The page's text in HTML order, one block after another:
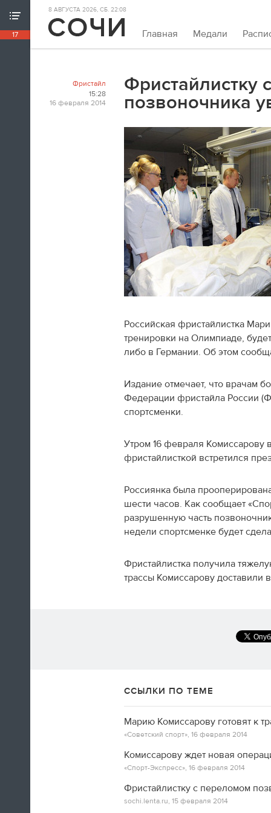
17
ХРОНИКА ИГР
18:39
закрытия заплакал. По хоккею.
Швед Эрик Карлссон (символическая
сборная хоккейного турнира) на пути из
Юлия Липницкая
церемонию закрытия! Наверно,
лучшая церемония за историю
ОИ! Главное, не просто красиво,
а нереально эмоционально!
8 АВГУСТА 2026, СБ. 22:08
Главная Медали
Фристайл
15:28
16 февраля 2014
Фристайлистку
позвоночника
Российская фристайлистка
тренировки на Олимпиаде,
либо в Германии. Об этом
Издание отмечает, что врачам
Федерации фристайла России
спортсменки.
Утром 16 февраля Комиссарову
фристайлисткой встретился
Россиянка была
шести часов. Как сообщает
разрушенную часть
недели спортсменке будет
Фристайлистка получила
трассы Комиссарову доставили
ССЫЛКИ ПО ТЕМЕ
Марию Комиссарову готовят к
«Советский спорт», 16 февраля 2014
Комиссарову ждет новая
«Спорт-Экспресс», 16 февраля 2014
Фристайлистку с переломом
sochi.lenta.ru, 15 февраля 2014